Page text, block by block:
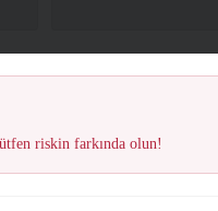
riskin farkında olun!